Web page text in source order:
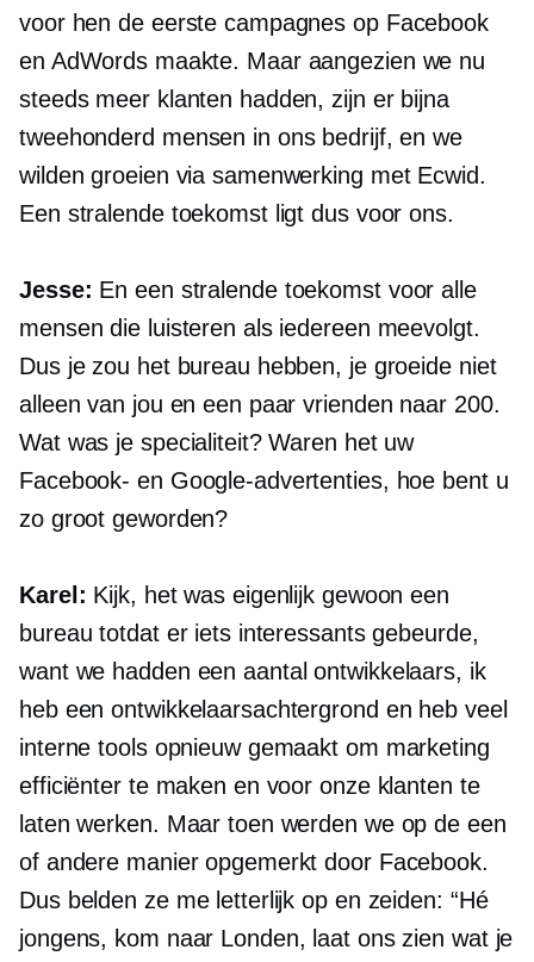
voor hen de eerste campagnes op Facebook
en AdWords maakte. Maar aangezien we nu
steeds meer klanten hadden, zijn er bijna
tweehonderd mensen in ons bedrijf, en we
wilden groeien via samenwerking met Ecwid.
Een stralende toekomst ligt dus voor ons.
Jesse: En een stralende toekomst voor alle
mensen die luisteren als iedereen meevolgt.
Dus je zou het bureau hebben, je groeide niet
alleen van jou en een paar vrienden naar 200.
Wat was je specialiteit? Waren het uw
Facebook- en Google-advertenties, hoe bent u
zo groot geworden?
Karel: Kijk, het was eigenlijk gewoon een
bureau totdat er iets interessants gebeurde,
want we hadden een aantal ontwikkelaars, ik
heb een ontwikkelaarsachtergrond en heb veel
interne tools opnieuw gemaakt om marketing
efficiënter te maken en voor onze klanten te
laten werken. Maar toen werden we op de een
of andere manier opgemerkt door Facebook.
Dus belden ze me letterlijk op en zeiden: “Hé
jongens, kom naar Londen, laat ons zien wat je